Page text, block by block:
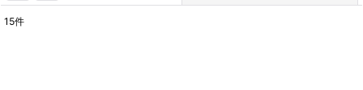
15件